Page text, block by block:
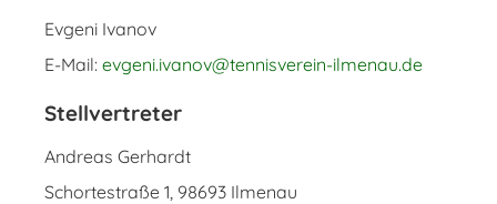
Evgeni Ivanov
E-Mail: evgeni.ivanov@tennisverein-ilmenau.de
Stellvertreter
Andreas Gerhardt
Schortestraße 1, 98693 Ilmenau